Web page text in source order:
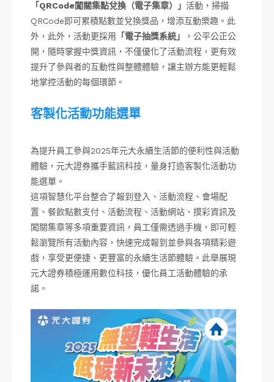
「QRCode闖關集點兌換（電子集章）」 活動，掃描
QRCode即可累積點數並兌換獎品，增添互動樂趣。此
外，此外，活動更採用
「電子抽獎系統」
，公平公正公
開，隨時掌握中獎資訊，不僅優化了活動流程，更有效
提升了參與者的互動性與整體體驗，讓主辦方能更輕鬆
地掌控活動的每個環節。
客製化活動功能選單
為提升員工參與2025年元大永續生活節的便利性與活動
體驗，元大證券攜手藍訊科技，量身打造客製化活動功
能選單。
這項智慧化平台整合了報到登入、活動流程、會場配
置、餐飲點數支付、活動流程、活動網站、摸彩資訊及
闖關集章等多項重要資訊，員工僅需透過手機，即可輕
鬆瀏覽所有活動內容，快速完成報到並參與各項精彩遊
戲，享受更便捷、更豐富的永續生活節體驗。此舉展現
元大證券積極運用數位科技，優化員工活動體驗的承
諾。